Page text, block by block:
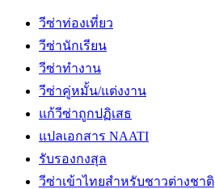
วีซ่าท่องเที่ยว
วีซ่านักเรียน
วีซ่าทำงาน
วีซ่าคู่หมั้น/แต่งงาน
แก้วีซ่าถูกปฏิเสธ
แปลเอกสาร NAATI
รับรองกงสุล
วีซ่าเข้าไทยสำหรับชาวต่างชาติ